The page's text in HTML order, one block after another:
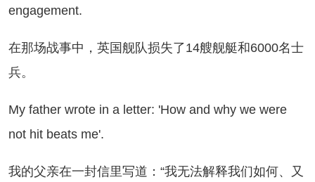
engagement.
场战事中，英国舰队损失了14艘舰艇和6000名士
兵。
father wrote in a letter: 'How and why we were
not hit beats me'.
父亲在一封信里写道：“我无法解释我们如何、又